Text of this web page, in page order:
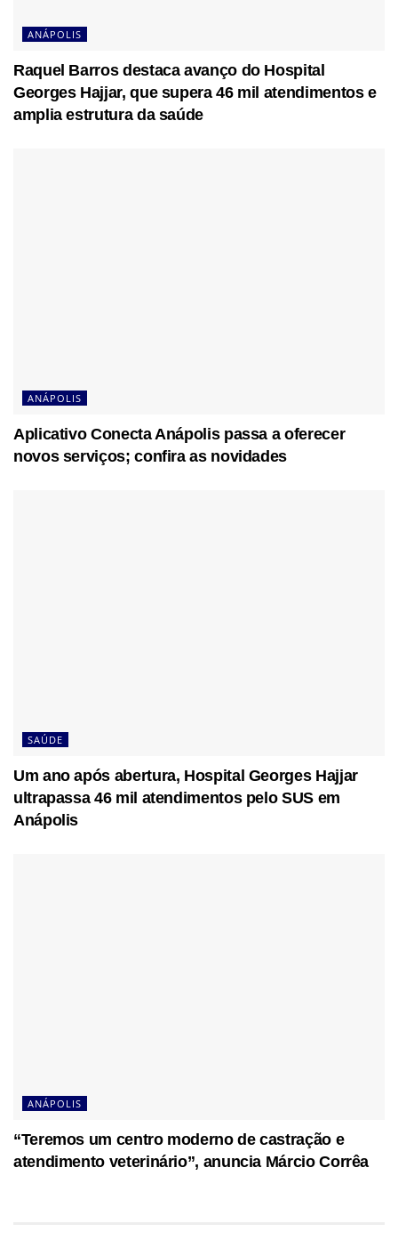
ANÁPOLIS
Raquel Barros destaca avanço do Hospital
Georges Hajjar, que supera 46 mil atendimentos e
amplia estrutura da saúde
ANÁPOLIS
Aplicativo Conecta Anápolis passa a oferecer
novos serviços; confira as novidades
SAÚDE
Um ano após abertura, Hospital Georges Hajjar
ultrapassa 46 mil atendimentos pelo SUS em
Anápolis
ANÁPOLIS
“Teremos um centro moderno de castração e
atendimento veterinário”, anuncia Márcio Corrêa